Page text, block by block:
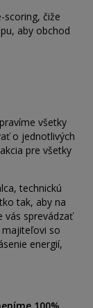
scoring, čiže
aby obchod
všetky
o jednotlivých
pre všetky
technickú
tak, aby na
vás sprevádzať
so
energií,